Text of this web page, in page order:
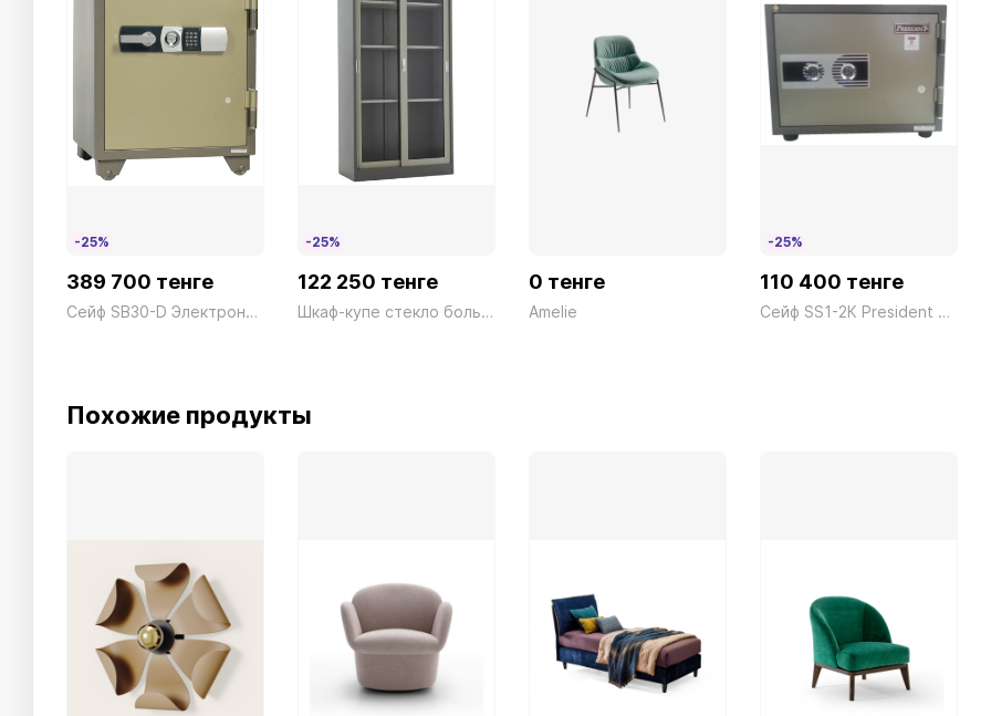
-25%
389 700 тенге
Сейф SB30-D Электронный President ш590*г597*в760 155кг
-25%
122 250 тенге
Шкаф-купе стекло большой SLG72 серый President
0 тенге
Amelie
-25%
110 400 тенге
Сейф SS1-2К President ш490*г430*в375 50кг
Похожие продукты